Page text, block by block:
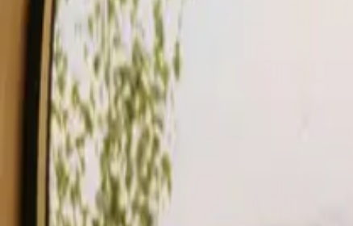
OppholdGavekort Bli en vert Blog
BeskrivelseFasiliteter Regler og sikkerhet